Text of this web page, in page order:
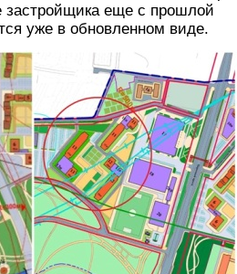
застройщика еще с прошлой
уже в обновленном виде.